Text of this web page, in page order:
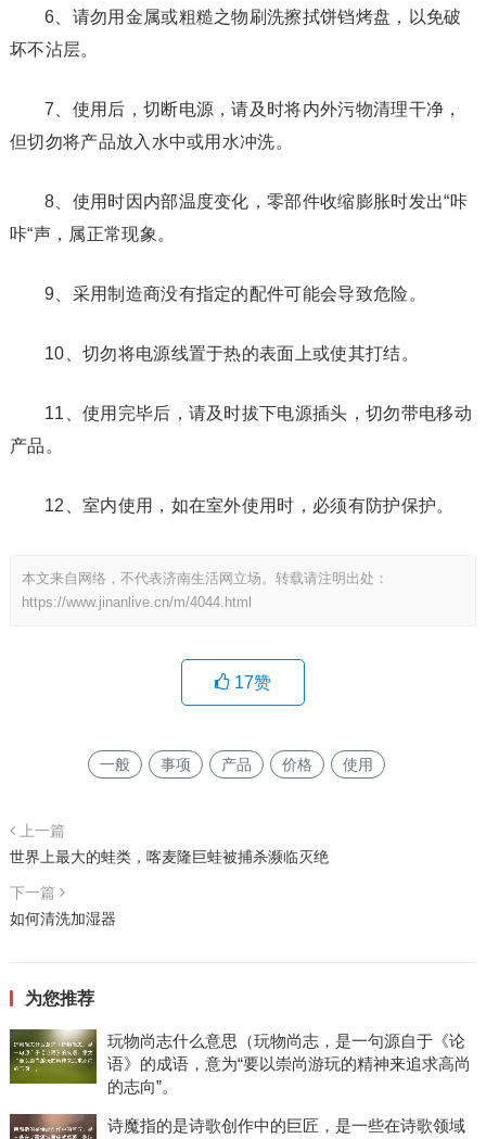
6、请勿用金属或粗糙之物刷洗擦拭饼铛烤盘，以免破
坏不沾层。
7、使用后，切断电源，请及时将内外污物清理干净，
但切勿将产品放入水中或用水冲洗。
8、使用时因内部温度变化，零部件收缩膨胀时发出“咔
咔“声，属正常现象。
9、采用制造商没有指定的配件可能会导致危险。
10、切勿将电源线置于热的表面上或使其打结。
11、使用完毕后，请及时拔下电源插头，切勿带电移动
产品。
12、室内使用，如在室外使用时，必须有防护保护。
本文来自网络，不代表济南生活网立场。转载请注明出处：
https://www.jinanlive.cn/m/4044.html
17赞
一般 事项 产品 价格 使用
上一篇
世界上最大的蛙类，喀麦隆巨蛙被捕杀濒临灭绝
下一篇
如何清洗加湿器
为您推荐
玩物尚志什么意思（玩物尚志，是一句源自于《论
语》的成语，意为“要以崇尚游玩的精神来追求高尚
的志向”。
诗魔指的是诗歌创作中的巨匠，是一些在诗歌领域